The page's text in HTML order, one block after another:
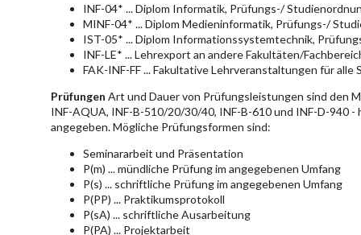
INF-04* ... Diplom Informatik, Prüfungs-/
MINF-04* ... Diplom Medieninformatik, Prüfungs-/
IST-05* ... Diplom Informationssystemtechnik,
INF-LE* ... Lehrexport an andere Fakultäten/
FAK-INF-FF ... Fakultative Lehrveranstaltungen für
Prüfungen Art und Dauer von Prüfungsleistungen sind den
INF-AQUA, INF-B-510/20/30/40, INF-B-610 und INF-D-940
angegeben. Mögliche Prüfungsformen sind:
Seminararbeit und Präsentation
P(m) ... mündliche Prüfung im angegebenen Umfang
P(s) ... schriftliche Prüfung im angegebenen Umfang
P(PP) ... Praktikumsprotokoll
P(sA) ... schriftliche Ausarbeitung
P(PA) ... Projektarbeit